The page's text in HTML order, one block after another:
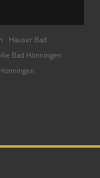
Häuser Bad
Bad Hönningen